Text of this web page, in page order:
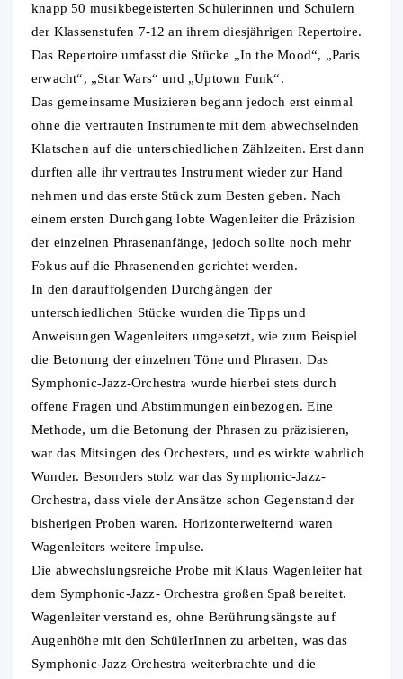
knapp 50 musikbegeisterten Schülerinnen und Schülern
der Klassenstufen 7-12 an ihrem diesjährigen Repertoire.
Das Repertoire umfasst die Stücke „In the Mood“, „Paris
erwacht“, „Star Wars“ und „Uptown Funk“.
Das gemeinsame Musizieren begann jedoch erst einmal
ohne die vertrauten Instrumente mit dem abwechselnden
Klatschen auf die unterschiedlichen Zählzeiten. Erst dann
durften alle ihr vertrautes Instrument wieder zur Hand
nehmen und das erste Stück zum Besten geben. Nach
einem ersten Durchgang lobte Wagenleiter die Präzision
der einzelnen Phrasenanfänge, jedoch sollte noch mehr
Fokus auf die Phrasenenden gerichtet werden.
In den darauffolgenden Durchgängen der
unterschiedlichen Stücke wurden die Tipps und
Anweisungen Wagenleiters umgesetzt, wie zum Beispiel
die Betonung der einzelnen Töne und Phrasen. Das
Symphonic-Jazz-Orchestra wurde hierbei stets durch
offene Fragen und Abstimmungen einbezogen. Eine
Methode, um die Betonung der Phrasen zu präzisieren,
war das Mitsingen des Orchesters, und es wirkte wahrlich
Wunder. Besonders stolz war das Symphonic-Jazz-
Orchestra, dass viele der Ansätze schon Gegenstand der
bisherigen Proben waren. Horizonterweiternd waren
Wagenleiters weitere Impulse.
Die abwechslungsreiche Probe mit Klaus Wagenleiter hat
dem Symphonic-Jazz- Orchestra großen Spaß bereitet.
Wagenleiter verstand es, ohne Berührungsängste auf
Augenhöhe mit den SchülerInnen zu arbeiten, was das
Symphonic-Jazz-Orchestra weiterbrachte und die